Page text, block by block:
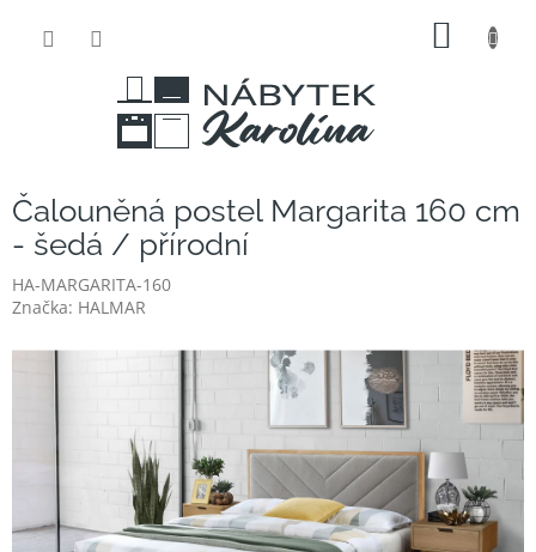
Čalouněná postel Margarita 160 cm
- šedá / přírodní
HA-MARGARITA-160
Značka: HALMAR